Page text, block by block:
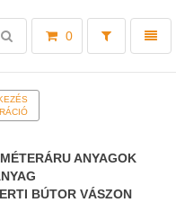
Toggle
0
Toggle
MÉTERÁRU ANYAGOK
BÚTOR VÁSZON